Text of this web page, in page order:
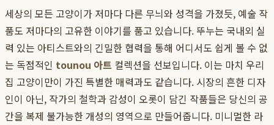
세상의 모든 고양이가 저마다 다른 무늬와 성격을 가졌듯, 예술 작
품도 저마다의 고유한 이야기를 품고 있습니다. 뚜누는 국내외 실
력 있는 아티스트와의 긴밀한 협력을 통해 어디서도 쉽게 볼 수 없
는 독점적인 tounou 아트 컬렉션을 선보입니다. 이는 마치 우리
집 고양이만이 가진 특별한 매력과도 같습니다. 시장의 흔한 디자
인이 아닌, 작가의 철학과 감성이 오롯이 담긴 작품들은 당신의 공
간을 복제 불가능한 개성의 영역으로 만들어줍니다. 미니멀한 라